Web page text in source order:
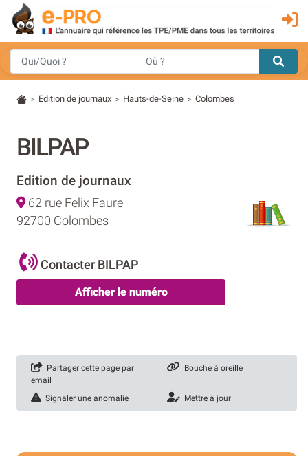
> Edition de journaux > Hauts-de-Seine > Colombes
BILPAP
Edition de journaux
62 rue Felix Faure
92700 Colombes
Contacter BILPAP
Afficher le numéro
Partager cette page par
email
Bouche à oreille
Signaler une anomalie Mettre à jour